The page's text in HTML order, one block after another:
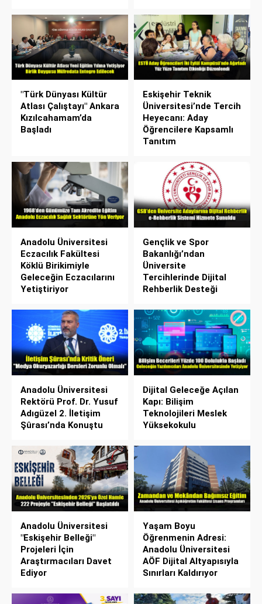
"Türk Dünyası Kültür
Atlası Çalıştayı" Ankara
Kızılcahamam’da
Başladı
Eskişehir Teknik
Üniversitesi’nde Tercih
Heyecanı: Aday
Öğrencilere Kapsamlı
Tanıtım
Anadolu Üniversitesi
Eczacılık Fakültesi
Köklü Birikimiyle
Geleceğin Eczacılarını
Yetiştiriyor
Gençlik ve Spor
Bakanlığı’ndan
Üniversite
Tercihlerinde Dijital
Rehberlik Desteği
Anadolu Üniversitesi
Rektörü Prof. Dr. Yusuf
Adıgüzel 2. İletişim
Şûrası’nda Konuştu
Dijital Geleceğe Açılan
Kapı: Bilişim
Teknolojileri Meslek
Yüksekokulu
Anadolu Üniversitesi
"Eskişehir Belleği"
Projeleri İçin
Araştırmacıları Davet
Ediyor
Yaşam Boyu
Öğrenmenin Adresi:
Anadolu Üniversitesi
AÖF Dijital Altyapısıyla
Sınırları Kaldırıyor